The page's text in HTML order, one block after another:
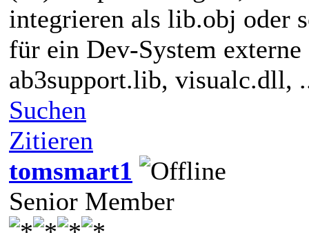
integrieren als lib.obj oder
für ein Dev-System
ab3support.lib, visualc.dll,
Suchen
Zitieren
tomsmart1
Senior Member